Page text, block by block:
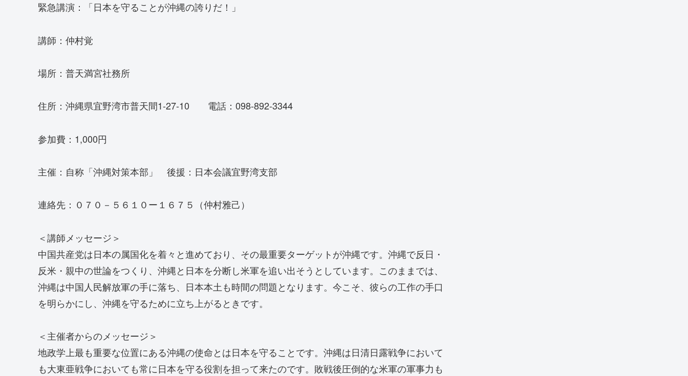
緊急講演：「日本を守ることが沖縄の誇りだ！」
講師：仲村覚
場所：普天満宮社務所
住所：沖縄県宜野湾市普天間1-27-10 電話：098-892-3344
参加費：1,000円
主催：自称「沖縄対策本部」 後援：日本会議宜野湾支部
連絡先：０７０－５６１０ー１６７５（仲村雅己）
＜講師メッセージ＞
中国共産党は日本の属国化を着々と進めており、その最重要ターゲットが沖縄です。沖縄で反日・
反米・親中の世論をつくり、沖縄と日本を分断し米軍を追い出そうとしています。このままでは、
沖縄は中国人民解放軍の手に落ち、日本本土も時間の問題となります。今こそ、彼らの工作の手口
を明らかにし、沖縄を守るために立ち上がるときです。
＜主催者からのメッセージ＞
地政学上最も重要な位置にある沖縄の使命とは日本を守ることです。沖縄は日清日露戦争において
も大東亜戦争においても常に日本を守る役割を担って来たのです。敗戦後圧倒的な米軍の軍事力も